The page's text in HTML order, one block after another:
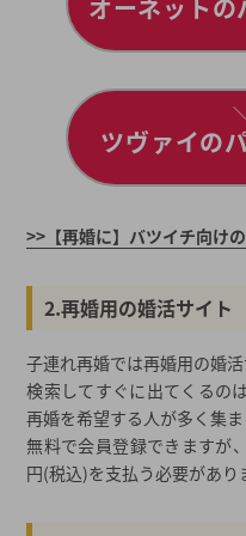
オーネットの
ツヴァイの
>>【再婚に】バツイチ向け
2.再婚用の婚活サイト
子連れ再婚では再婚用の婚活
検索してすぐに出てくるの
再婚を希望する人が多く集ま
無料で会員登録できますが
円(税込)を支払う必要があり